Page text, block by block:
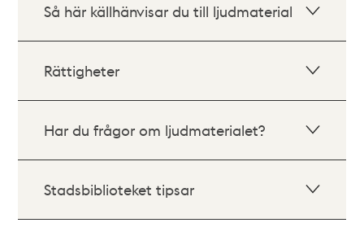
Så här källhänvisar du till ljudmaterial
Rättigheter
Har du frågor om ljudmaterialet?
Stadsbiblioteket tipsar